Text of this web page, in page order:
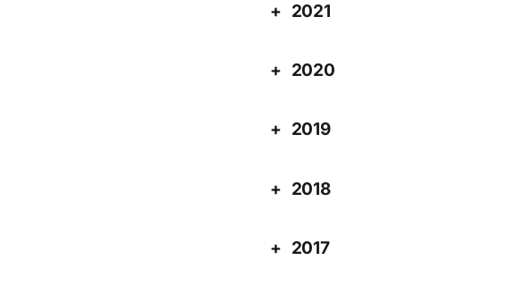
2021
2020
2019
2018
2017